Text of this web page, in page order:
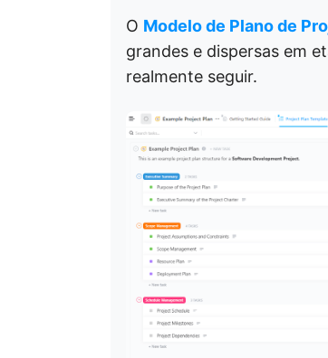
O Modelo de Plano de
grandes e dispersas em
realmente seguir.